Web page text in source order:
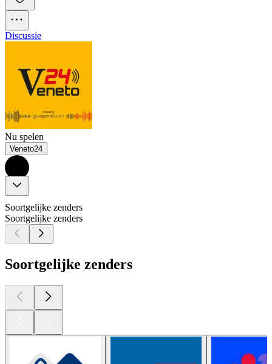
Discussie
Nu spelen
Veneto24
Soortgelijke zenders
Soortgelijke zenders
Soortgelijke zenders